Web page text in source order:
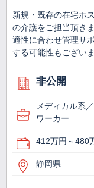
新規・既存の在宅ホ
の介護をご担当頂き
適性に合わせ管理サ
する可能性もございま
非公開
メディカル系
ワーカー
412万円～480
静岡県